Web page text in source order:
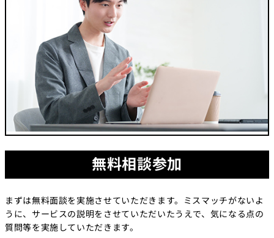
無料相談参加
まずは無料面談を実施させていただきます。ミスマッチがないよ
うに、サービスの説明をさせていただいたうえで、気になる点の
質問等を実施していただきます。